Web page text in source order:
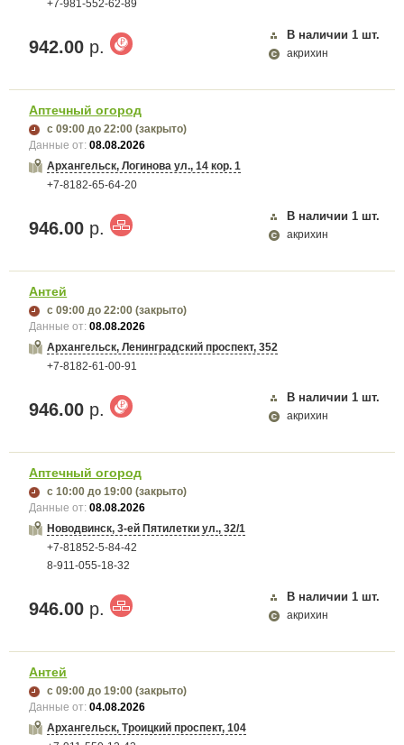
+7-981-552-62-89
942.00 р.
В наличии 1 шт.
акрихин
Аптечный огород
с 09:00 до 22:00 (закрыто)
Данные от:08.08.2026
Архангельск, Логинова ул., 14 кор. 1
+7-8182-65-64-20
946.00 р.
В наличии 1 шт.
акрихин
Антей
с 09:00 до 22:00 (закрыто)
Данные от:08.08.2026
Архангельск, Ленинградский проспект, 352
+7-8182-61-00-91
946.00 р.
В наличии 1 шт.
акрихин
Аптечный огород
с 10:00 до 19:00 (закрыто)
Данные от:08.08.2026
Новодвинск, 3-ей Пятилетки ул., 32/1
+7-81852-5-84-42
8-911-055-18-32
946.00 р.
В наличии 1 шт.
акрихин
Антей
с 09:00 до 19:00 (закрыто)
Данные от:04.08.2026
Архангельск, Троицкий проспект, 104